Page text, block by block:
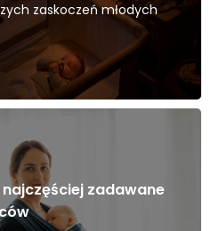
zaskoczeń młodych
zadawane